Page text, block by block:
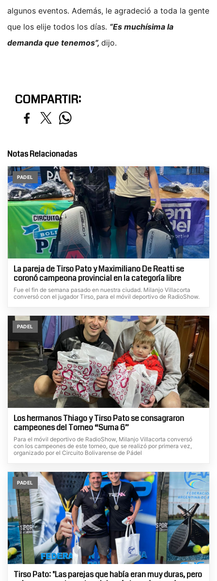
algunos eventos. Además, le agradeció a toda la gente
que los elije todos los días. “Es muchísima la
demanda que tenemos”, dijo.
COMPARTIR:
Notas Relacionadas
PADEL
La pareja de Tirso Pato y Maximiliano De Reatti se
coronó campeona provincial en la categoría libre
Fue el fin de semana pasado en nuestra ciudad. Milanjo Villacorta
conversó con el jugador Tirso, para el móvil deportivo de RadioShow.
PADEL
Los hermanos Thiago y Tirso Pato se consagraron
campeones del Torneo “Suma 6”
Para el móvil deportivo de RadioShow, Milanjo Villacorta conversó
con los campeones de este torneo, que se realizó por primera vez,
organizado por el Circuito Bolivarense de Pádel
PADEL
Tirso Pato: "Las parejas que había eran muy duras, pero